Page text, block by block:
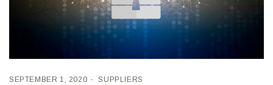
SEPTEMBER 1, 2020 SUPPLIERS